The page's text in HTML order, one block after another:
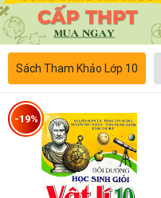
Sách Tham Khảo Lớp 10
-19%